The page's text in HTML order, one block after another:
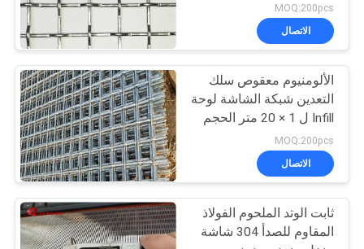
MOQ:200pcs
الاتصال
الألومنيوم معقوص سلك
التعدين شبكة الشاشة لوحة
Infill ل 1 × 20 متر الحجم
MOQ:200pcs
الاتصال
ثابت الوتد الملحوم الفولاذ
المقاوم للصدأ 304 شاشة